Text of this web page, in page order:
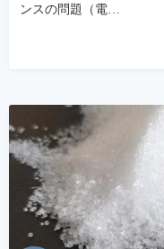
ンスの問題（電…